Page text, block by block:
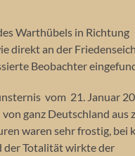
Warthübels in Richtung
direkt an der
Beobachter
vom 21. Januar
ganz Deutschland aus
waren sehr frostig, bei
der Totalität wirkte der